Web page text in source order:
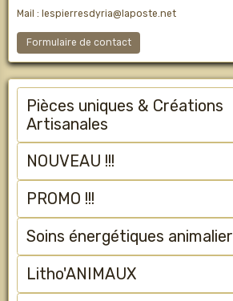
Mail : lespierresdyria@laposte.net
Formulaire de contact
Pièces uniques & Créations
Artisanales
NOUVEAU !!!
PROMO !!!
Soins énergétiques animalier
Litho'ANIMAUX